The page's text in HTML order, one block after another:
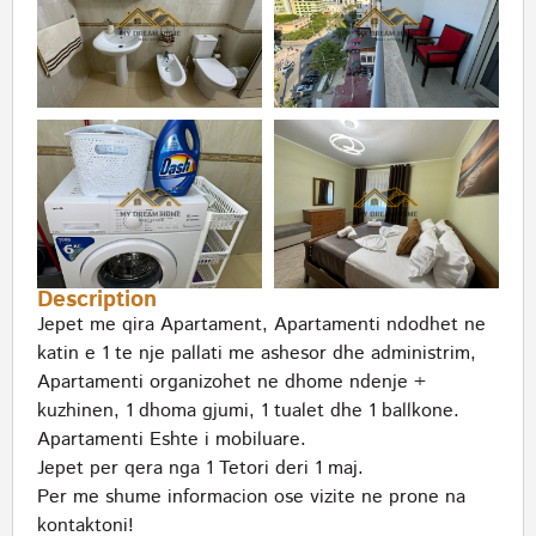
Description
Jepet me qira Apartament, Apartamenti ndodhet ne
katin e 1 te nje pallati me ashesor dhe administrim,
Apartamenti organizohet ne dhome ndenje +
kuzhinen, 1 dhoma gjumi, 1 tualet dhe 1 ballkone.
Apartamenti Eshte i mobiluare.
Jepet per qera nga 1 Tetori deri 1 maj.
Per me shume informacion ose vizite ne prone na
kontaktoni!